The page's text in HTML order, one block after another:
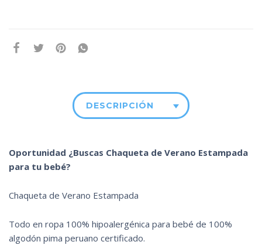
DESCRIPCIÓN
Oportunidad ¿Buscas Chaqueta de Verano Estampada
para tu bebé?
Chaqueta de Verano Estampada
Todo en ropa 100% hipoalergénica para bebé de 100%
algodón pima peruano certificado.